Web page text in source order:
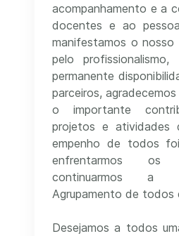
acompanhamento e a
docentes e ao
manifestamos o nosso
pelo profissionalismo,
permanente
parceiros,
o importante
projetos e atividades
empenho de todos
enfrentarmos
continuarmos a
Agrupamento de todos
Desejamos a todos